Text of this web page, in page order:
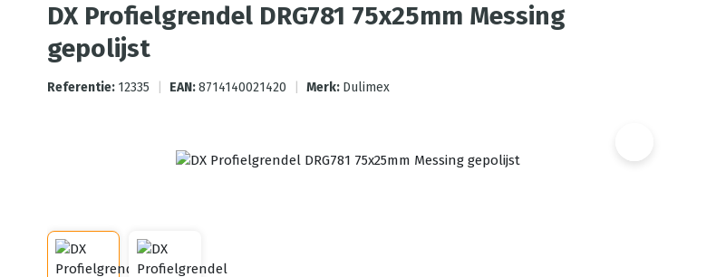
DX Profielgrendel DRG781 75x25mm Messing
gepolijst
Referentie: 12335 EAN:8714140021420 Merk: Dulimex